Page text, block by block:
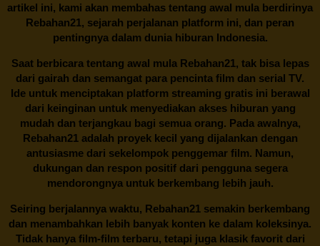
artikel ini, kami akan membahas tentang awal mula berdirinya
Rebahan21, sejarah perjalanan platform ini, dan peran
pentingnya dalam dunia hiburan Indonesia.
Saat berbicara tentang awal mula Rebahan21, tak bisa lepas
dari gairah dan semangat para pencinta film dan serial TV.
Ide untuk menciptakan platform streaming gratis ini berawal
dari keinginan untuk menyediakan akses hiburan yang
mudah dan terjangkau bagi semua orang. Pada awalnya,
Rebahan21 adalah proyek kecil yang dijalankan dengan
antusiasme dari sekelompok penggemar film. Namun,
dukungan dan respon positif dari pengguna segera
mendorongnya untuk berkembang lebih jauh.
Seiring berjalannya waktu, Rebahan21 semakin berkembang
dan menambahkan lebih banyak konten ke dalam koleksinya.
Tidak hanya film-film terbaru, tetapi juga klasik favorit dari